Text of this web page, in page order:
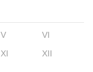
V
VI
XI XII